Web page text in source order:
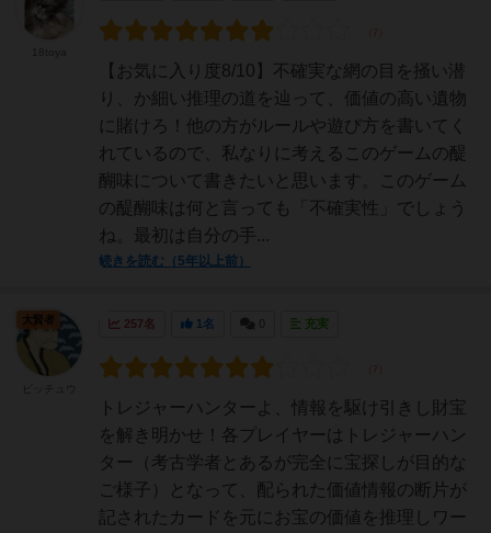
【お気に入り度8/10】不確実な網の目を掻い潜
り、か細い推理の道を辿って、価値の高い遺物
に賭けろ！他の方がルールや遊び方を書いてく
れているので、私なりに考えるこのゲームの醍
醐味について書きたいと思います。このゲーム
の醍醐味は何と言っても「不確実性」でしょう
ね。最初は自分の手...
続きを読む（5年以上前）
257名 1名 充実
トレジャーハンターよ、情報を駆け引きし財宝
を解き明かせ！各プレイヤーはトレジャーハン
ター（考古学者とあるが完全に宝探しが目的な
ご様子）となって、配られた価値情報の断片が
記されたカードを元にお宝の価値を推理しワー
大賢者